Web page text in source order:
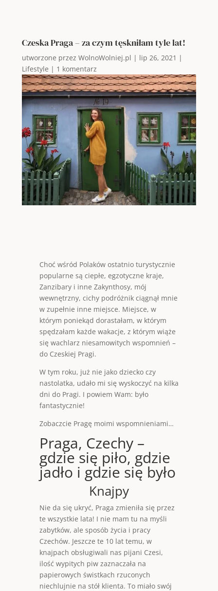
Czeska Praga – za czym tęskniłam tyle lat!
utworzone przez WolnoWolniej.pl | lip 26, 2021 |
Lifestyle | 1 komentarz
Choć wśród Polaków ostatnio turystycznie
popularne są ciepłe, egzotyczne kraje,
Zanzibary i inne Zakynthosy, mój
wewnętrzny, cichy podróżnik ciągnął mnie
w zupełnie inne miejsce. Miejsce, w
którym poniekąd dorastałam, w którym
spędzałam każde wakacje, z którym wiąże
się wachlarz niesamowitych wspomnień –
do Czeskiej Pragi.
W tym roku, już nie jako dziecko czy
nastolatka, udało mi się wyskoczyć na kilka
dni do Pragi. I powiem Wam: było
fantastycznie!
Zobaczcie Pragę moimi wspomnieniami…
Praga, Czechy –
gdzie się piło, gdzie
jadło i gdzie się było
Knajpy
Nie da się ukryć, Praga zmieniła się przez
te wszystkie lata! I nie mam tu na myśli
zabytków, ale sposób życia i pracy
Czechów. Jeszcze te 10 lat temu, w
knajpach obsługiwali nas pijani Czesi,
ilość wypitych piw zaznaczała na
papierowych świstkach rzuconych
niechlujnie na stół klienta. To miało swój